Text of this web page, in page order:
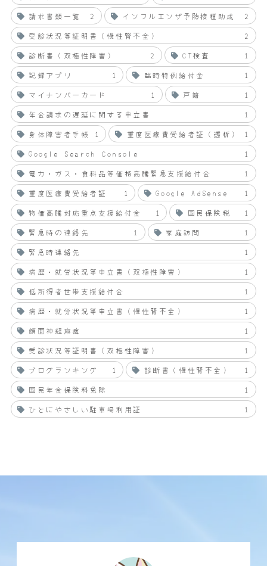
請求書類一覧
2 インフルエンザ予防接種助成
2
受診状況等証明書（慢性腎不全）
2
診断書（双極性障害）
2 CT検査
1
記録アプリ
1 臨時特例給付金
1
マイナンバーカード
1 戸籍
1
年金請求の遅延に関する申立書
1
身体障害者手帳
1 重度医療費受給者証（透析）
1
Google Search Console
1
電力・ガス・食料品等価格高騰緊急支援給付金
1
重度医療費受給者証
1 Google AdSense
1
物価高騰対応重点支援給付金
1 国民保険税
1
緊急時の連絡先
1 家庭訪問
1
緊急時連絡先
1
病歴・就労状況等申立書（双極性障害）
1
低所得者世帯支援給付金
1
病歴・就労状況等申立書（慢性腎不全）
1
顔面神経麻痺
1
受診状況等証明書（双極性障害）
1
ブログランキング
1 診断書（慢性腎不全）
1
国民年金保険料免除
1
ひとにやさしい駐車場利用証
1